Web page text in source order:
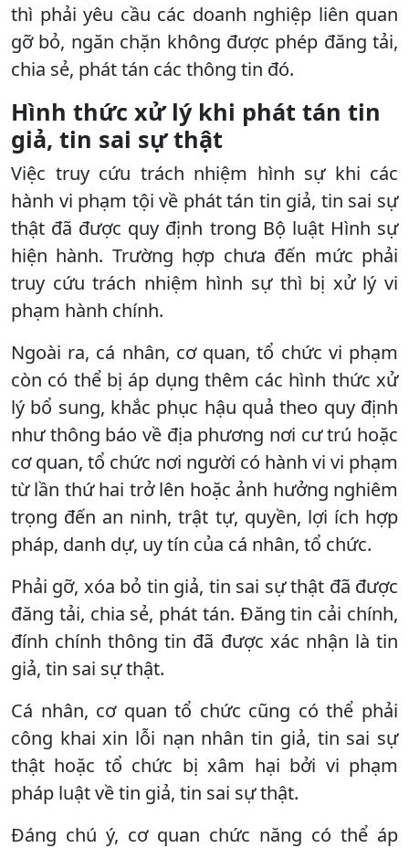
thì phải yêu cầu các doanh nghiệp liên quan
gỡ bỏ, ngăn chặn không được phép đăng tải,
chia sẻ, phát tán các thông tin đó.
Hình thức xử lý khi phát tán tin
giả, tin sai sự thật
Việc truy cứu trách nhiệm hình sự khi các
hành vi phạm tội về phát tán tin giả, tin sai sự
thật đã được quy định trong Bộ luật Hình sự
hiện hành. Trường hợp chưa đến mức phải
truy cứu trách nhiệm hình sự thì bị xử lý vi
phạm hành chính.
Ngoài ra, cá nhân, cơ quan, tổ chức vi phạm
còn có thể bị áp dụng thêm các hình thức xử
lý bổ sung, khắc phục hậu quả theo quy định
như thông báo về địa phương nơi cư trú hoặc
cơ quan, tổ chức nơi người có hành vi vi phạm
từ lần thứ hai trở lên hoặc ảnh hưởng nghiêm
trọng đến an ninh, trật tự, quyền, lợi ích hợp
pháp, danh dự, uy tín của cá nhân, tổ chức.
Phải gỡ, xóa bỏ tin giả, tin sai sự thật đã được
đăng tải, chia sẻ, phát tán. Đăng tin cải chính,
đính chính thông tin đã được xác nhận là tin
giả, tin sai sự thật.
Cá nhân, cơ quan tổ chức cũng có thể phải
công khai xin lỗi nạn nhân tin giả, tin sai sự
thật hoặc tổ chức bị xâm hại bởi vi phạm
pháp luật về tin giả, tin sai sự thật.
Đáng chú ý, cơ quan chức năng có thể áp